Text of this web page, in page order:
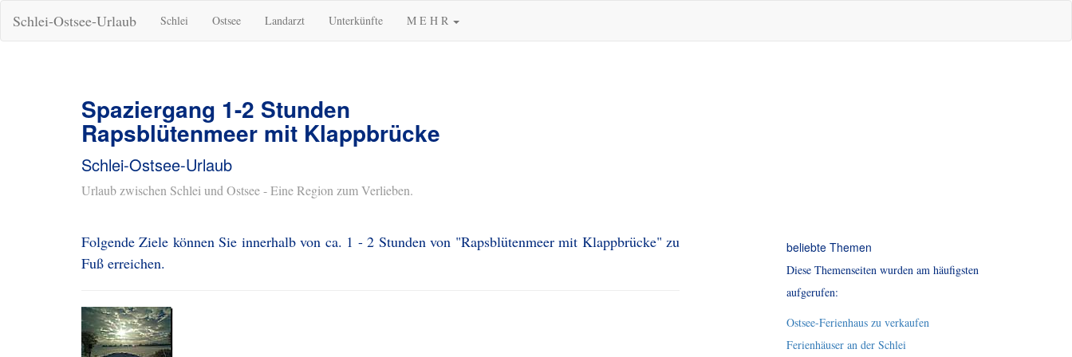
Schlei-Ostsee-Urlaub Schlei Ostsee Landarzt Unterkünfte M E H R
Spaziergang 1-2 Stunden
Rapsblütenmeer mit Klappbrücke
Schlei-Ostsee-Urlaub
Urlaub zwischen Schlei und Ostsee - Eine Region zum Verlieben.
Folgende Ziele können Sie innerhalb von ca. 1 - 2 Stunden von "Rapsblütenmeer mit Klappbrücke" zu
Fuß erreichen.
beliebte Themen
Diese Themenseiten wurden am häufigsten
aufgerufen:
Ostsee-Ferienhaus zu verkaufen
Ferienhäuser an der Schlei